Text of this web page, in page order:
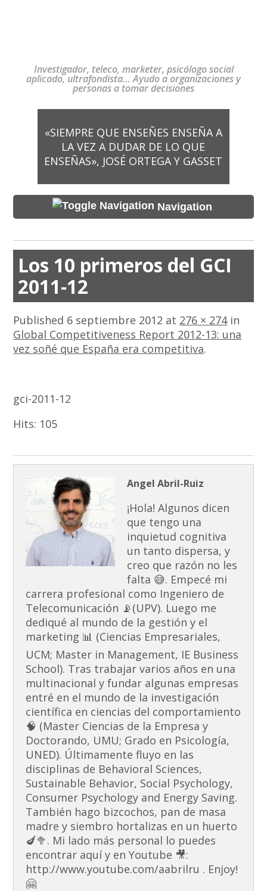
Investigador, teleco, marketer, psicólogo social
aplicado, ultrafondista… Ayudo a organizaciones y
personas a tomar decisiones
«SIEMPRE QUE ENSEÑES ENSEÑA A
LA VEZ A DUDAR DE LO QUE
ENSEÑAS», JOSÉ ORTEGA Y GASSET
Navigation
Los 10 primeros del GCI
2011-12
Published 6 septiembre 2012 at 276 × 274in
Global Competitiveness Report 2012-13: una
vez soñé que España era competitiva.
gci-2011-12
Hits: 105
Angel Abril-Ruiz
¡Hola! Algunos dicen
que tengo una
inquietud cognitiva
un tanto dispersa, y
creo que razón no les
falta 😅. Empecé mi
carrera profesional como Ingeniero de
Telecomunicación 📡(UPV). Luego me
dediqué al mundo de la gestión y el
marketing 📊 (Ciencias Empresariales,
UCM; Master in Management, IE Business
School). Tras trabajar varios años en una
multinacional y fundar algunas empresas
entré en el mundo de la investigación
científica en ciencias del comportamiento
🧠 (Master Ciencias de la Empresa y
Doctorando, UMU; Grado en Psicología,
UNED). Últimamente fluyo en las
disciplinas de Behavioral Sciences,
Sustainable Behavior, Social Psychology,
Consumer Psychology and Energy Saving.
También hago bizcochos, pan de masa
madre y siembro hortalizas en un huerto
🍆🥦. Mi lado más personal lo puedes
encontrar aquí y en Youtube 🎥:
http://www.youtube.com/aabrilru . Enjoy!
🤗